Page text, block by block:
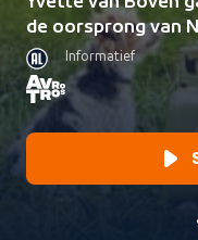
de oorsprong van
gerechten en
komen ze vandaan
met onze keuken
Informatief